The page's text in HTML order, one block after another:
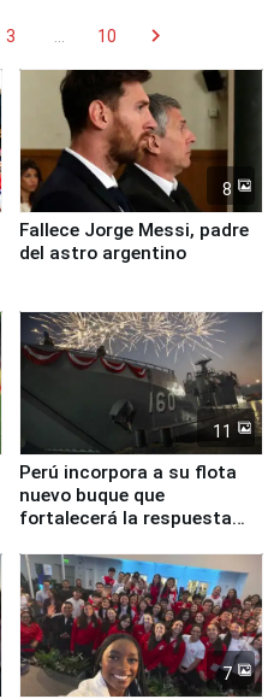
3 10 chevron_right
8
Fallece Jorge Messi, padre
del astro argentino
11
Perú incorpora a su flota
nuevo buque que
fortalecerá la respuesta
7